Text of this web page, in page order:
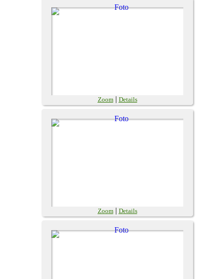
Zoom| Details
Zoom| Details